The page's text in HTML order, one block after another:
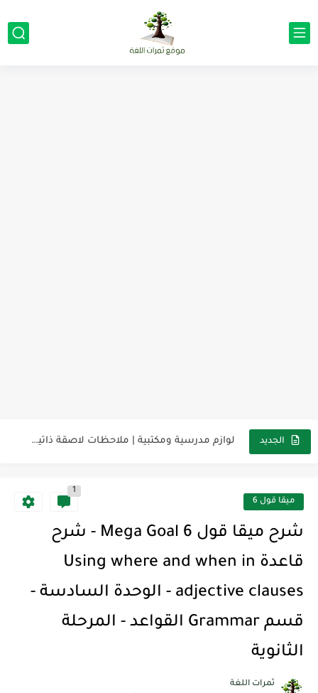
الجديد لوازم مدرسية ومكتبية | ملاحظات لاصقة ذاتية على شكل قلب...
ميقا قول 6
1
شرح ميقا قول 6 Mega Goal - شرح
قاعدة Using where and when in
adjective clauses - الوحدة السادسة -
قسم Grammar القواعد - المرحلة
الثانوية
ثمرات اللغة